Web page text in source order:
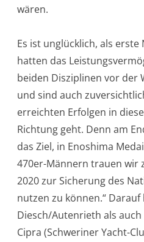
wären.
Es ist unglücklich, als
hatten das
beiden Disziplinen vor der
und sind auch
erreichten Erfolgen in
Richtung geht. Denn am
das Ziel, in Enoshima
470er-Männern trauen wir
2020 zur Sicherung des
nutzen zu können.“
Diesch/Autenrieth als
Cipra (Schweriner Yacht-